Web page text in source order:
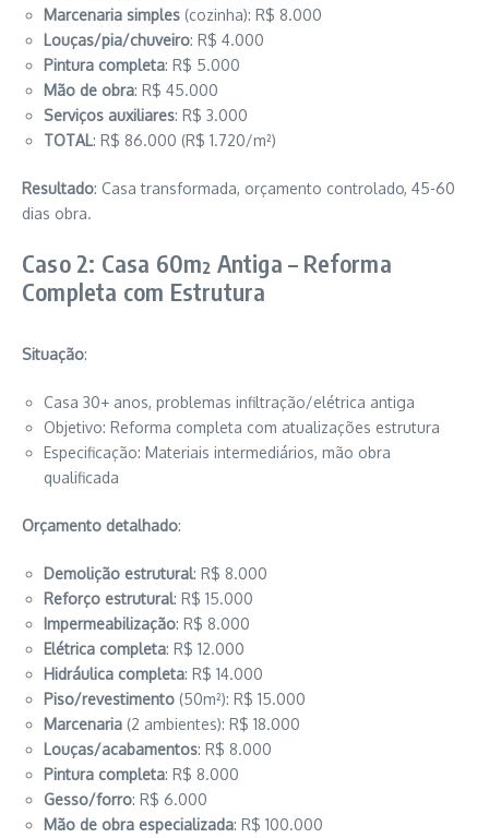
Marcenaria simples (cozinha): R$ 8.000
Louças/pia/chuveiro: R$ 4.000
Pintura completa: R$ 5.000
Mão de obra: R$ 45.000
Serviços auxiliares: R$ 3.000
TOTAL: R$ 86.000 (R$ 1.720/m²)
Resultado: Casa transformada, orçamento controlado, 45-60
dias obra.
Caso 2: Casa 60m² Antiga – Reforma
Completa com Estrutura
Situação:
Casa 30+ anos, problemas infiltração/elétrica antiga
Objetivo: Reforma completa com atualizações estrutura
Especificação: Materiais intermediários, mão obra
qualificada
Orçamento detalhado:
Demolição estrutural: R$ 8.000
Reforço estrutural: R$ 15.000
Impermeabilização: R$ 8.000
Elétrica completa: R$ 12.000
Hidráulica completa: R$ 14.000
Piso/revestimento (50m²): R$ 15.000
Marcenaria (2 ambientes): R$ 18.000
Louças/acabamentos: R$ 8.000
Pintura completa: R$ 8.000
Gesso/forro: R$ 6.000
Mão de obra especializada: R$ 100.000